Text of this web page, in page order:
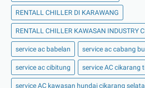
RENTALL CHILLER DI KARAWANG
RENTALL CHILLER KAWASAN INDUSTRY
service ac babelan service ac cabang
service ac cibitung service AC cikarang
service AC kawasan hundai cikarang